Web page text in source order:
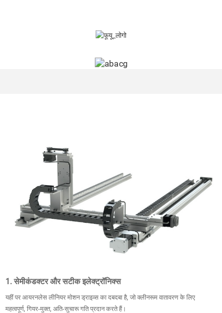
1. सेमीकंडक्टर और सटीक इलेक्ट्रॉनिक्स
यहीं पर आयरनलेस लीनियर मोशन ड्राइव्स का दबदबा है, जो क्लीनरूम वातावरण के लिए
महत्वपूर्ण, गियर-मुक्त, अति-सुचारू गति प्रदान करते हैं।